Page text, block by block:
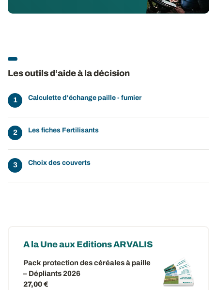
Les outils d’aide à la décision
Calculette d'échange paille - fumier
Les fiches Fertilisants
Choix des couverts
A la Une aux Editions ARVALIS
Pack protection des céréales à paille
– Dépliants 2026
27,00 €